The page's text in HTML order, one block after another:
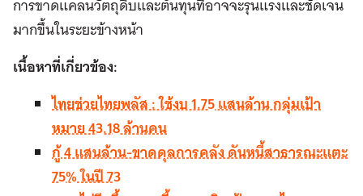
การขาดแคลนวัตถุดิบและต้นทุนที่อาจจะรุนแรงและชัดเจน
มากขึ้นในระยะข้างหน้า
เนื้อหาที่เกี่ยวข้อง:
ไทยช่วยไทยพลัส : ใช้งบ 1.75 แสนล้าน กลุ่มเป้า
หมาย 43.18 ล้านคน
กู้ 4 แสนล้าน-ขาดดุลการคลัง ดันหนี้สาธารณะแตะ
75% ในปี 73